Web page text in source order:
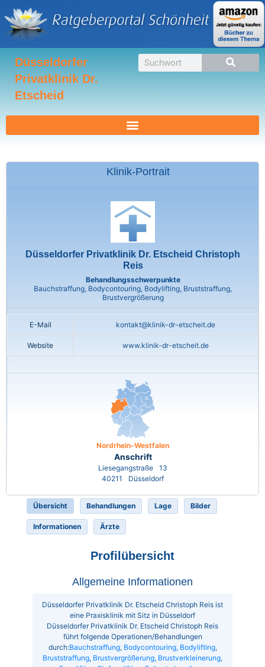
Inhalt
springen
Düsseldorfer
Privatklinik Dr.
Etscheid
Suche
Klinik-Portrait
Düsseldorfer Privatklinik Dr. Etscheid Christoph
Reis
Behandlungsschwerpunkte
Bauchstraffung, Bodycontouring, Bodylifting, Bruststraffung,
Brustvergrößerung
E-Mail kontakt@klinik-dr-etscheit.de
Website www.klinik-dr-etscheit.de
Nordrhein-Westfalen
Anschrift
Liesegangstraße
13
40211
Düsseldorf
Übersicht Behandlungen Lage Bilder
Informationen Ärzte
Profilübersicht
Allgemeine Informationen
Düsseldorfer Privatklinik Dr. Etscheid Christoph Reis ist
eine Praxisklinik mit Sitz in Düsseldorf
Düsseldorfer Privatklinik Dr. Etscheid Christoph Reis
führt folgende Operationen/Behandlungen
durch:Bauchstraffung, Bodycontouring, Bodylifting,
Bruststraffung, Brustvergrößerung, Brustverkleinerung,